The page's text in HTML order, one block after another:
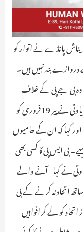
پانڈے نے اتوار کو
دروازے بند نہیں ہیں۔
وہ بی جے پی کے خلاف
متحد جماعتوں کے ساتھ آنا چاہتی ہیں یا نہیں۔ مایاوتی نے پیر 19 فروری کو
اور کہا کہ ان کے حامیوں
بی ایس پی کا کسی بھی
نے کہا- آنے والے
اتحاد نہ کرنے کے بی
کو لے کر افواہیں